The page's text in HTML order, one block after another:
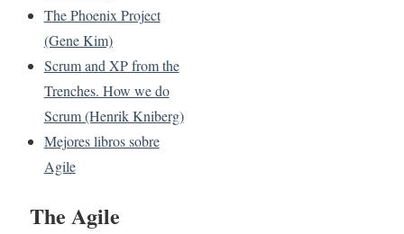
The Phoenix Project
(Gene Kim)
Scrum and XP from the
Trenches. How we do
Scrum (Henrik Kniberg)
Mejores libros sobre
Agile
The Agile